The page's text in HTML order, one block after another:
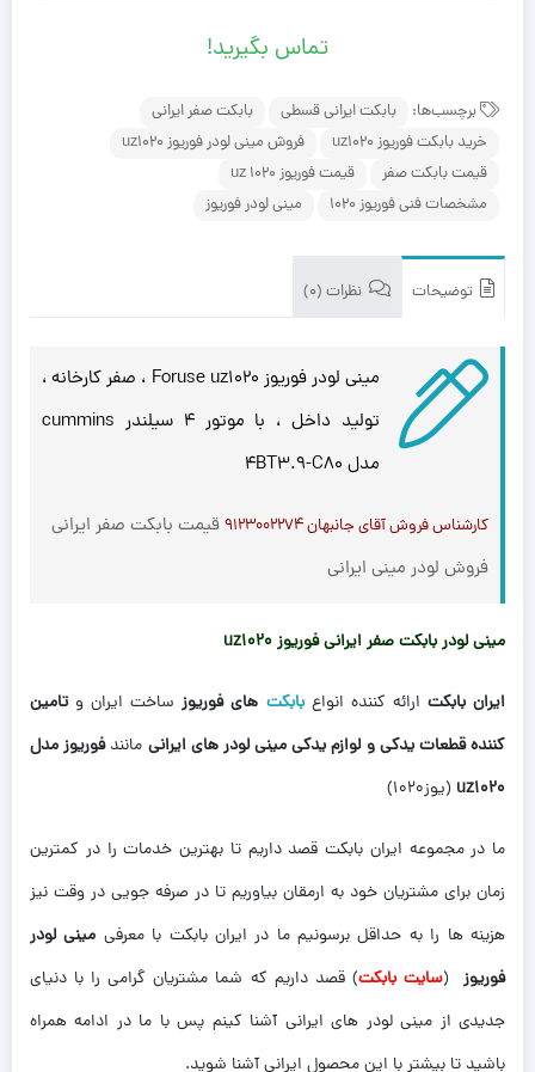
تماس بگیرید!
برچسب‌ها: بابکت ایرانی قسطی
بابکت صفر ایرانی
خرید بابکت فوریوز uz1020
فروش مینی لودر فوریوز uz1020
قیمت بابکت صفر
قیمت فوریوز uz 1020
مشخصات فنی فوریوز 1020
مینی لودر فوریوز
توضیحات نظرات (0)
مینی لودر فوریوز Foruse uz1020 ، صفر کارخانه ،
تولید داخل ، با موتور 4 سیلندر cummins
مدل 4BT3.9-C80
کارشناس فروش آقای جانبهان ۹۱۲۳۰۰۲۲۷۴
قیمت بابکت صفر ایرانی
فروش لودر مینی ایرانی
مینی لودر بابکت صفر ایرانی فوریوز uz1020
ایران بابکت ارائه کننده انواعبابکت های فوریوزساخت ایران و تامین
کننده قطعات یدکی و لوازم یدکی مینی لودر های ایرانی مانندفوریوز مدل
uz1020 (یوز1020)
ما در مجموعه ایران بابکت قصد داریم تا بهترین خدمات را در کمترین
زمان برای مشتریان خود به ارمقان بیاوریم تا در صرفه جویی در وقت نیز
هزینه ها را به حداقل برسونیم ما در ایران بابکت با معرفی مینی لودر
فوریوز(سایت بابکت) قصد داریم که شما مشتریان گرامی را با دنیای
جدیدی از مینی لودر های ایرانی آشنا کینم پس با ما در ادامه همراه
باشید تا بیشتر با این محصول ایرانی آشنا شوید.